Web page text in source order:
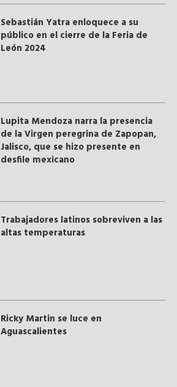
Sebastián Yatra enloquece a su
público en el cierre de la Feria de
León 2024
Lupita Mendoza narra la presencia
de la Virgen peregrina de Zapopan,
Jalisco, que se hizo presente en
desfile mexicano
Trabajadores latinos sobreviven a las
altas temperaturas
Ricky Martin se luce en
Aguascalientes